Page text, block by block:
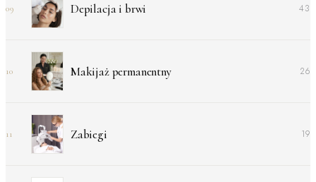
09 Depilacja i brwi 43
10 Makijaż permanentny 26
11 Zabiegi 19